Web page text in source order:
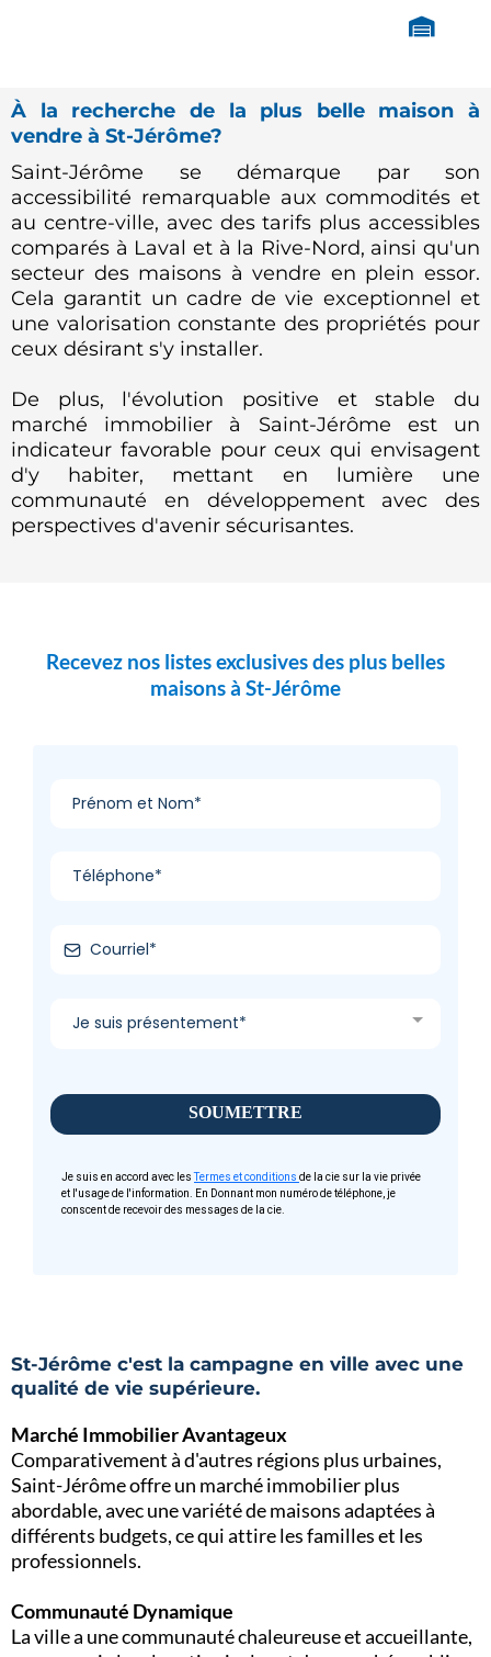
À la recherche de la plus belle maison à
vendre à St-Jérôme?
Saint-Jérôme se démarque par son
accessibilité remarquable aux commodités et
au centre-ville, avec des tarifs plus accessibles
comparés à Laval et à la Rive-Nord, ainsi qu'un
secteur des maisons à vendre en plein essor.
Cela garantit un cadre de vie exceptionnel et
une valorisation constante des propriétés pour
ceux désirant s'y installer.
De plus, l'évolution positive et stable du
marché immobilier à Saint-Jérôme est un
indicateur favorable pour ceux qui envisagent
d'y habiter, mettant en lumière une
communauté en développement avec des
perspectives d'avenir sécurisantes.
Recevez nos listes exclusives des plus belles
maisons à St-Jérôme
Je suis présentement*
SOUMETTRE
Je suis en accord avec lesTermes et conditions de la cie sur la vie privée
et l'usage de l'information. En Donnant mon numéro de téléphone, je
conscent de recevoir des messages de la cie.
St-Jérôme c'est la campagne en ville avec une
qualité de vie supérieure.
Marché Immobilier Avantageux
Comparativement à d'autres régions plus urbaines,
Saint-Jérôme offre un marché immobilier plus
abordable, avec une variété de maisons adaptées à
différents budgets, ce qui attire les familles et les
professionnels.
Communauté Dynamique
La ville a une communauté chaleureuse et accueillante,